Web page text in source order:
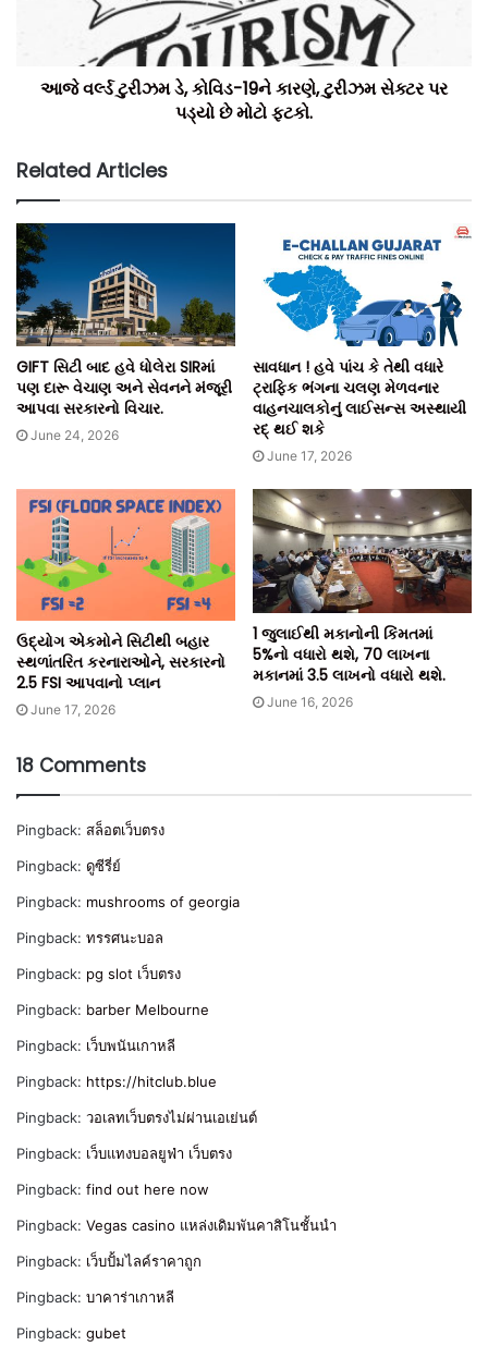
14 લાખ ઘનમીટર ભેખડો ખોદાઈ.
500 મીટરના અંતરે ઈમર્જન્સી એક્ઝિટ.
10.5 મીટર પહોળી અને 10 મીટર ઊંચી છે ટનલ.
60 મીટરના અંતરે સીસીટીવી પણ છે.
ટીમ બિલ્ટ ઈન્ડિયા.
આજે વર્લ્ડ ટુરીઝમ ડે, કોવિડ-19ને કારણે, ટુરીઝમ સેક્ટર પર
પડ્યો છે મોટો ફટકો.
Related Articles
GIFT સિટી બાદ હવે ધોલેરા SIRમાં
પણ દારૂ વેચાણ અને સેવનને મંજૂરી
આપવા સરકારનો વિચાર.
June 24, 2026
સાવધાન ! હવે પાંચ કે તેથી વધારે
ટ્રાફિક ભંગના ચલણ મેળવનાર
વાહનચાલકોનું લાઈસન્સ અસ્થાયી
રદ્ થઈ શકે
June 17, 2026
ઉદ્યોગ એકમોને સિટીથી બહાર
સ્થળાંતરિત કરનારાઓને, સરકારનો
2.5 FSI આપવાનો પ્લાન
June 17, 2026
1 જુલાઈથી મકાનોની કિંમતમાં
5%નો વધારો થશે, 70 લાખના
મકાનમાં 3.5 લાખનો વધારો થશે.
June 16, 2026
18 Comments
Pingback: สล็อตเว็บตรง
Pingback: ดูซีรี่ย์
Pingback: mushrooms of georgia
Pingback: ทรรศนะบอล
Pingback: pg slot เว็บตรง
Pingback: barber Melbourne
Pingback: เว็บพนันเกาหลี
Pingback: https://hitclub.blue
Pingback: วอเลทเว็บตรงไม่ผ่านเอเย่นต์
Pingback: เว็บแทงบอลยูฟ่า เว็บตรง
Pingback: find out here now
Pingback: Vegas casino แหล่งเดิมพันคาสิโนชั้นนำ
Pingback: เว็บปั้มไลค์ราคาถูก
Pingback: บาคาร่าเกาหลี
Pingback: gubet